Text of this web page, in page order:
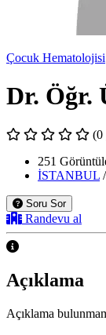
Çocuk Hematolojisi
Dr. Öğr.
(0
251
İSTANBUL /
Soru Sor
Randevu al
Açıklama
Açıklama